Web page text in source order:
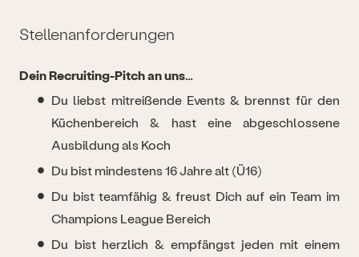
Stellenanforderungen
Dein Recruiting-Pitch an uns…
Du liebst mitreißende Events & brennst für den
Küchenbereich & hast eine abgeschlossene
Ausbildung als Koch
Du bist mindestens 16 Jahre alt (Ü16)
Du bist teamfähig & freust Dich auf ein Team im
Champions League Bereich
Du bist herzlich & empfängst jeden mit einem